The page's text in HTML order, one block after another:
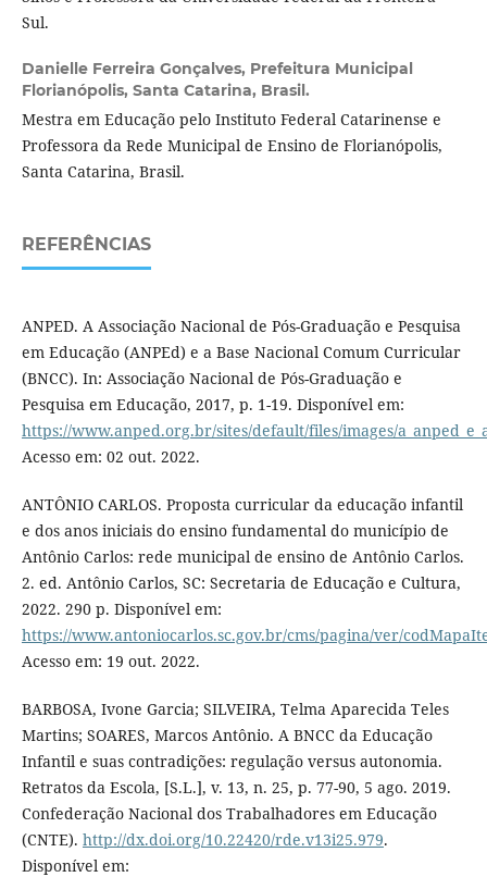
Sul.
Danielle Ferreira Gonçalves, Prefeitura Municipal
Florianópolis, Santa Catarina, Brasil.
Mestra em Educação pelo Instituto Federal Catarinense e
Professora da Rede Municipal de Ensino de Florianópolis,
Santa Catarina, Brasil.
REFERÊNCIAS
ANPED. A Associação Nacional de Pós-Graduação e Pesquisa
em Educação (ANPEd) e a Base Nacional Comum Curricular
(BNCC). In: Associação Nacional de Pós-Graduação e
Pesquisa em Educação, 2017, p. 1-19. Disponível em:
https://www.anped.org.br/sites/default/files/images/
Acesso em: 02 out. 2022.
ANTÔNIO CARLOS. Proposta curricular da educação infantil
e dos anos iniciais do ensino fundamental do município de
Antônio Carlos: rede municipal de ensino de Antônio Carlos.
2. ed. Antônio Carlos, SC: Secretaria de Educação e Cultura,
2022. 290 p. Disponível em:
https://www.antoniocarlos.sc.gov.br/cms/pagina/ver/
Acesso em: 19 out. 2022.
BARBOSA, Ivone Garcia; SILVEIRA, Telma Aparecida Teles
Martins; SOARES, Marcos Antônio. A BNCC da Educação
Infantil e suas contradições: regulação versus autonomia.
Retratos da Escola, [S.L.], v. 13, n. 25, p. 77-90, 5 ago. 2019.
Confederação Nacional dos Trabalhadores em Educação
(CNTE). http://dx.doi.org/10.22420/rde.v13i25.979.
Disponível em: